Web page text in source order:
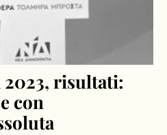
2023, risultati:
con